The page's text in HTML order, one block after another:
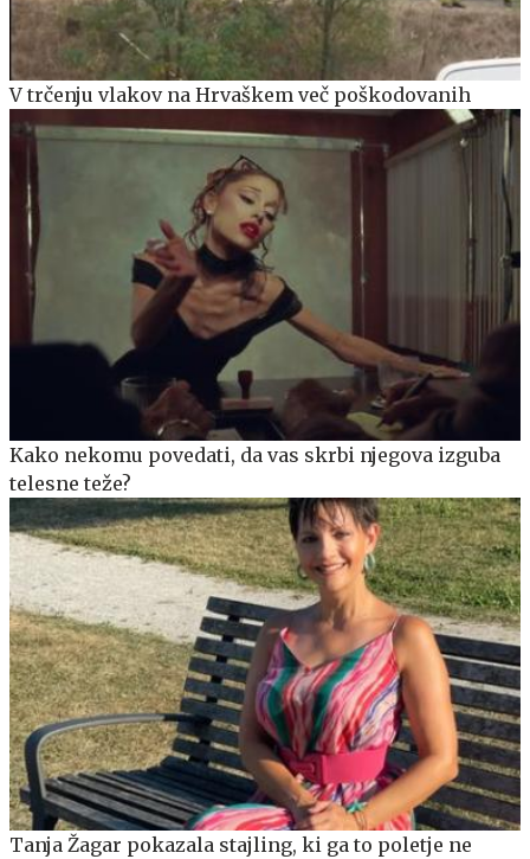
V trčenju vlakov na Hrvaškem več poškodovanih
Kako nekomu povedati, da vas skrbi njegova izguba
telesne teže?
Tanja Žagar pokazala stajling, ki ga to poletje ne